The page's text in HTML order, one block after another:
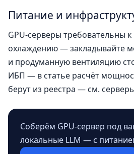
Питание и
GPU-серверы требовательны
охлаждению — закладывайте
и продуманную вентиляцию
ИБП — в статье расчёт
берут из реестра — см.
Соберём GPU-сервер под
локальные LLM — с